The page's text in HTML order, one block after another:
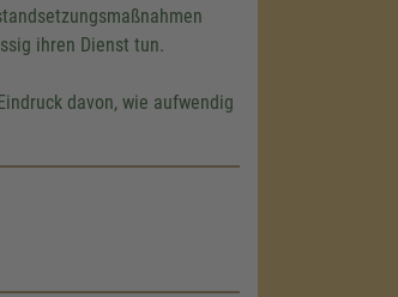
ihren Dienst tun.
davon, wie aufwendig